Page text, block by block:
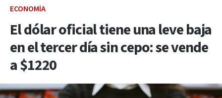
ECONOMÍA
El dólar oficial tiene una leve baja
en el tercer día sin cepo: se vende
a $1220